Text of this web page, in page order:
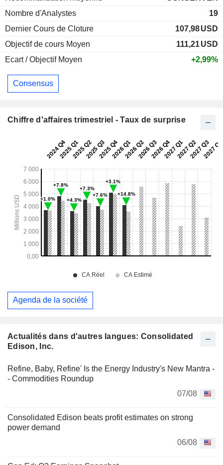
Actualités dans d'autres langues: Consolidated
Edison, Inc.
Refine, Baby, Refine' Is the Energy Industry's New Mantra -
- Commodities Roundup
07/08
Consolidated Edison beats profit estimates on strong
power demand
06/08
Nombre d'Analystes
19
Dernier Cours de Cloture
107,98USD
Objectif de cours Moyen
111,21USD
Ecart / Objectif Moyen
+2,99%
Consensus
Chiffre d'affaires trimestriel - Taux de surprise
Agenda de la société